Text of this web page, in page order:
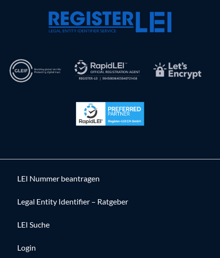
LEI Nummer beantragen
Legal Entity Identifier – Ratgeber
LEI Suche
Login